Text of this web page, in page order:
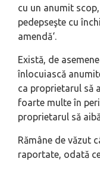
cu un anumit
pedepseşte cu
amendă‘.
Există, de
înlocuiască
ca proprietarul să
foarte multe în
proprietarul să
Rămâne de văzut
raportate, odată